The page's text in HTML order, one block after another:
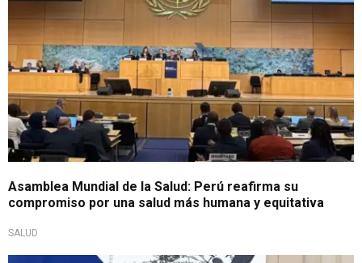
Asamblea Mundial de la Salud: Perú reafirma su
compromiso por una salud más humana y equitativa
SALUD